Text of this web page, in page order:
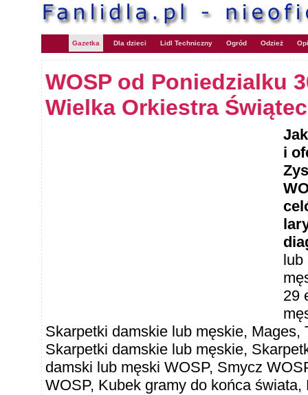
Gazetka Dla dzieci Lidl Techniczny Ogród Odzież
WOSP od Poniedzialku
Wielka Orkiestra
i
29
Skarpetki damskie lub męskie, Mages,
Skarpetki damskie lub męskie,
damski lub męski WOSP, Smycz
WOSP, Kubek gramy do końca świata,